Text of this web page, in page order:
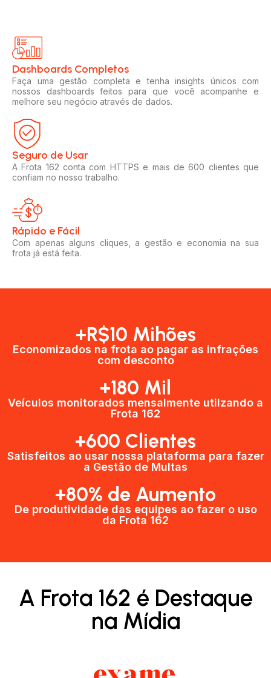
Dashboards Completos​​
Faça uma gestão completa e tenha insights únicos com
nossos dashboards feitos para que você acompanhe e
melhore seu negócio através de dados.
Seguro de Usar​
A Frota 162 conta com HTTPS e mais de 600 clientes que
confiam no nosso trabalho.
Rápido e Fácil​
Com apenas alguns cliques, a gestão e economia na sua
frota já está feita.
+R$10 Mihões
Economizados na frota ao pagar as infrações
com desconto
+180 Mil
Veículos monitorados mensalmente utilzando a
Frota 162
+600 Clientes​
Satisfeitos ao usar nossa plataforma para fazer
a Gestão de Multas​
+80% de Aumento
De produtividade das equipes ao fazer o uso
da Frota 162​
A Frota 162 é Destaque
na Mídia